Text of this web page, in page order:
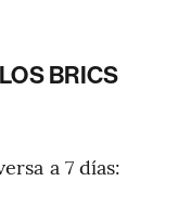
BRICS
a 7 días: